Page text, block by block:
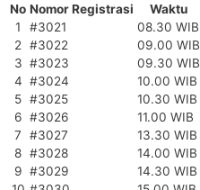
No Nomor Registrasi
Waktu
1
#3021
08.30 WIB
2
#3022
09.00 WIB
3 #3023
09.30 WIB
4 #3024
10.00 WIB
5 #3025
10.30 WIB
6 #3026
11.00 WIB
7
#3027
13.30 WIB
8 #3028
14.00 WIB
9 #3029
14.30 WIB